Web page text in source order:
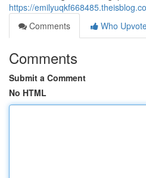
https://
Comments
Who
Comments
Submit a Comment
No HTML